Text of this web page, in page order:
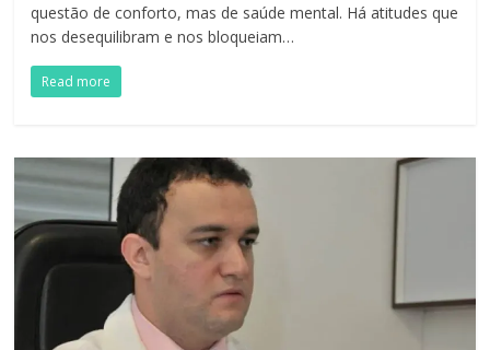
questão de conforto, mas de saúde mental. Há atitudes que
nos desequilibram e nos bloqueiam…
Read more